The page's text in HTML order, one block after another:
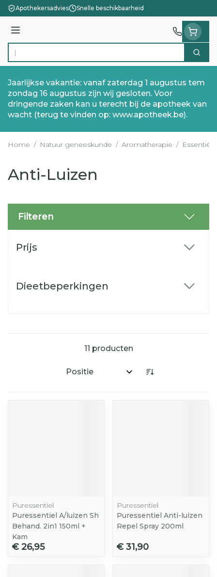
Ga naar de inhoud
Apothekersadvies Snelle beschikbaarheid
Menu
Product, merk, categorie... Zoek
Jaarlijkse vakantie: vanaf zaterdag 1 augustus tem
zondag 16 augustus zijn wij gesloten. Voor
dringende zaken kan u terecht bij de apotheek van
wacht (terug te vinden op: www.apotheek.be).
Home / Natuur geneeskunde / Aromatherapie /
Anti-Luizen
Filteren
Prijs
Dieetbeperkingen
11 producten
Sorteer op:
Puressentiel
Puressentiel A/luizen Sh
Behand. 2in1 150ml +
Kam
€ 26,95
Puressentiel
Puressentiel Anti-luizen
Repel Spray 200ml
€ 31,90